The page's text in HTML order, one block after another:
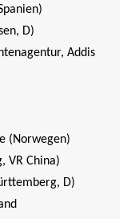
D)
Addis
(Norwegen)
VR China)
D)